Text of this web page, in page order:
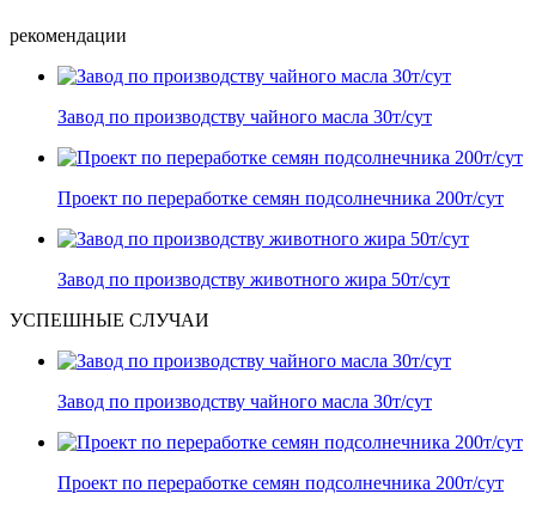
рекомендации
Завод по производству чайного масла 30т/сут
Проект по переработке семян подсолнечника 200т/сут
Завод по производству животного жира 50т/сут
УСПЕШНЫЕ СЛУЧАИ
Завод по производству чайного масла 30т/сут
Проект по переработке семян подсолнечника 200т/сут